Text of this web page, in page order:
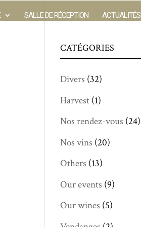
SALLE DE RÉCEPTION ACTUALITÉS
CATÉGORIES
Divers (32)
Harvest (1)
Nos rendez-vous (24)
Nos vins (20)
Others (13)
Our events (9)
Our wines (5)